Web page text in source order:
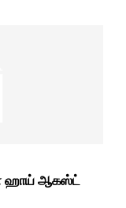
ஹாய் ஆகஸ்ட்